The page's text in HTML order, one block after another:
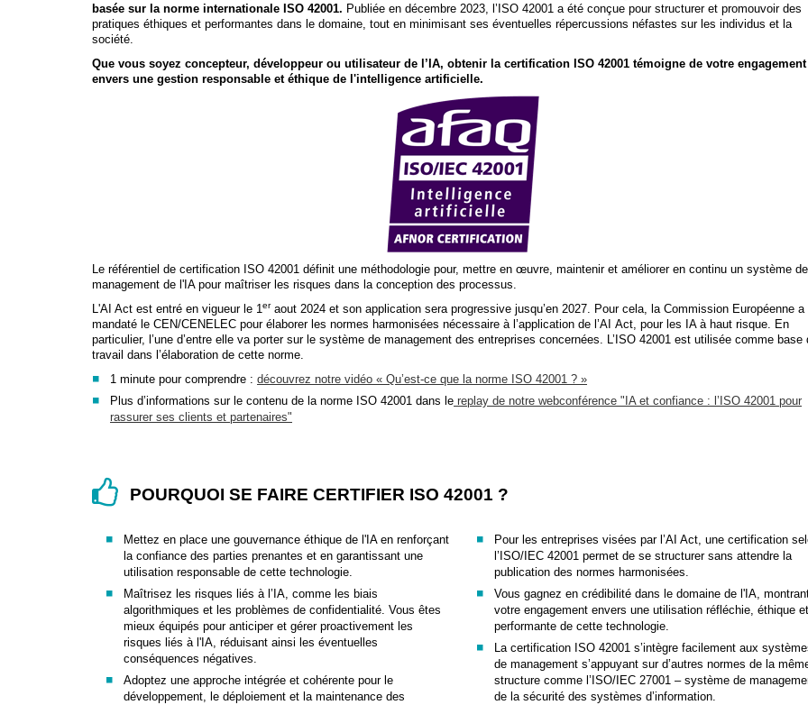
basée sur la norme internationale ISO 42001. Publiée en décembre 2023, l’ISO 42001 a été conçue pour structurer et promouvoir des
pratiques éthiques et performantes dans le domaine, tout en minimisant ses éventuelles répercussions néfastes sur les individus et la
société.
Que vous soyez concepteur, développeur ou utilisateur de l’IA, obtenir la certification ISO 42001 témoigne de votre engagement
envers une gestion responsable et éthique de l'intelligence artificielle.
Le référentiel de certification ISO 42001 définit une méthodologie pour, mettre en œuvre, maintenir et améliorer en continu un système de
management de l'IA pour maîtriser les risques dans la conception des processus.
L'AI Act est entré en vigueur le 1eraout 2024 et son application sera progressive jusqu’en 2027. Pour cela, la Commission Européenne a
mandaté le CEN/CENELEC pour élaborer les normes harmonisées nécessaire à l’application de l’AI Act, pour les IA à haut risque. En
particulier, l’une d’entre elle va porter sur le système de management des entreprises concernées. L’ISO 42001 est utilisée comme base
travail dans l’élaboration de cette norme.
1 minute pour comprendre : découvrez notre vidéo « Qu’est-ce que la norme ISO 42001 ? »
Plus d’informations sur le contenu de la norme ISO 42001 dans le replay de notre webconférence "IA et confiance : l’ISO 42001 pour
rassurer ses clients et partenaires"
POURQUOI SE FAIRE CERTIFIER ISO 42001 ?
Mettez en place une gouvernance éthique de l'IA en renforçant
la confiance des parties prenantes et en garantissant une
utilisation responsable de cette technologie.
Maîtrisez les risques liés à l’IA, comme les biais
algorithmiques et les problèmes de confidentialité. Vous êtes
mieux équipés pour anticiper et gérer proactivement les
risques liés à l'IA, réduisant ainsi les éventuelles
conséquences négatives.
Adoptez une approche intégrée et cohérente pour le
développement, le déploiement et la maintenance des
Pour les entreprises visées par l’AI Act, une certification
l’ISO/IEC 42001 permet de se structurer sans attendre la
publication des normes harmonisées.
Vous gagnez en crédibilité dans le domaine de l'IA,
votre engagement envers une utilisation réfléchie, éthique
performante de cette technologie.
La certification ISO 42001 s’intègre facilement aux
de management s’appuyant sur d’autres normes de la
structure comme l’ISO/IEC 27001 – système de
de la sécurité des systèmes d’information.